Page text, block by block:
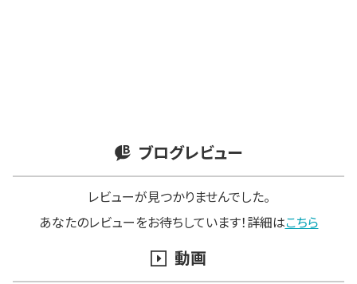
ブログレビュー
レビューが見つかりませんでした。
あなたのレビューをお待ちしています！詳細はこちら
動画